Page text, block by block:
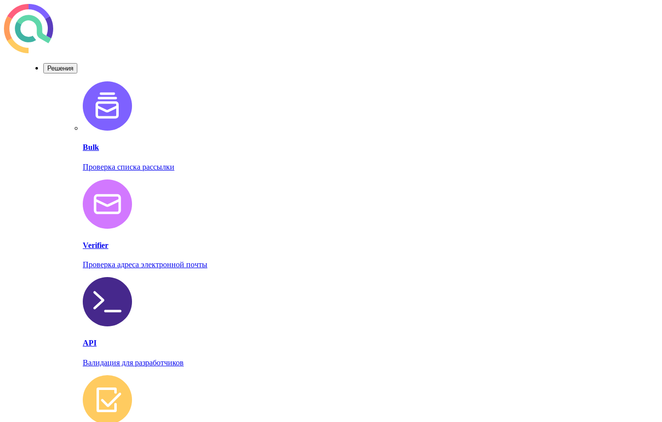
Решения
Bulk
Проверка списка рассылки
Verifier
Проверка адреса электронной почты
API
Валидация для разработчиков